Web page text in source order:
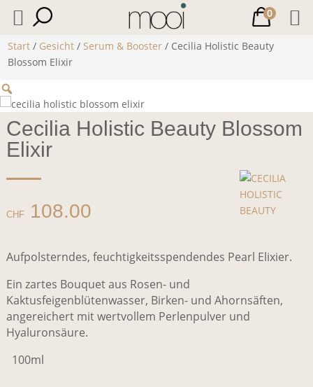
Start / Gesicht / Serum & Booster / Cecilia Holistic Beauty
Blossom Elixir
Cecilia Holistic Beauty Blossom
Elixir
CHF108.00
Aufpolsterndes, feuchtigkeitsspendendes Pearl Elixier.
Ein zartes Bouquet aus Rosen- und
Kaktusfeigenblütenwasser, Birken- und Ahornsäften,
angereichert mit wertvollem Perlenpulver und
Hyaluronsäure.
100ml
0